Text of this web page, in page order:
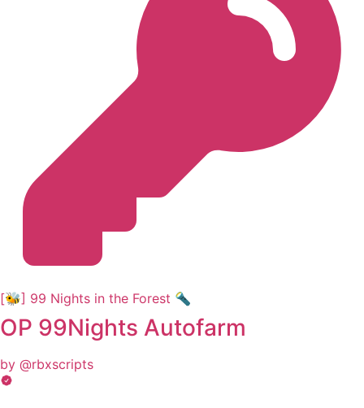
[🐝] 99 Nights in the Forest 🔦
OP 99Nights Autofarm
by @rbxscripts